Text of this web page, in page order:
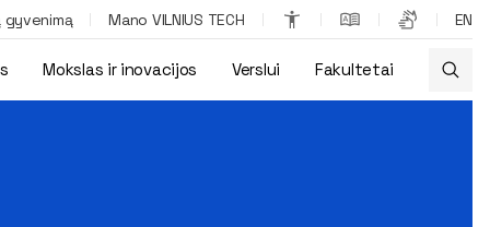
gyvenimą Mano VILNIUS TECH EN
Mokslas ir inovacijos Verslui Fakultetai